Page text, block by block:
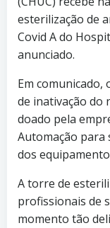
esterilização de
Covid A do
anunciado.
Em comunicado,
de inativação do
doado pela
Automação para
dos
A torre de
profissionais de
momento tão